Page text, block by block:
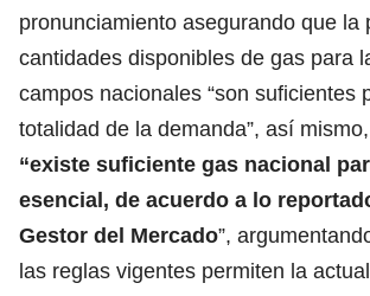
pronunciamiento asegurando que la
cantidades disponibles de gas para
campos nacionales “son suficientes
totalidad de la demanda”, así
“existe suficiente gas nacional
esencial, de acuerdo a lo
Gestor del Mercado”,
las reglas vigentes permiten la